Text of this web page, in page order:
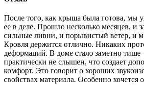
После того, как крыша была готова, мы
ее в деле. Прошло несколько месяцев, и
сильные ливни, и порывистый ветер, и
Кровля держится отлично. Никаких
деформаций. В доме стало заметно
практически не слышен, что создает
комфорт. Это говорит о хороших
свойствах материала. Особенно хочется